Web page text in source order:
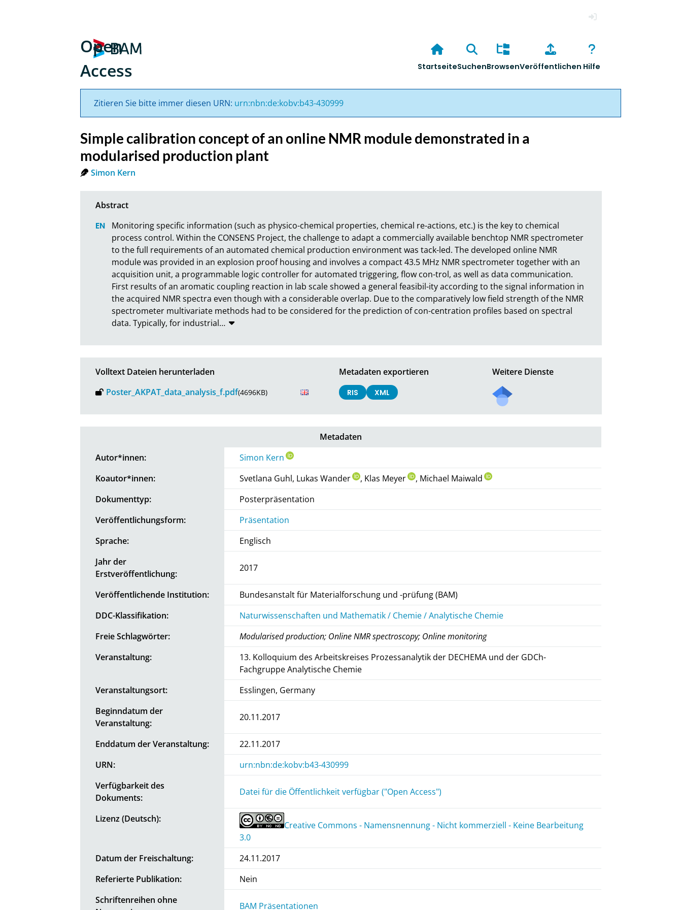
Open
Access
StartseiteSuchenBrowsenVeröffentlichen Hilfe
Zitieren Sie bitte immer diesen URN: urn:nbn:de:kobv:b43-430999
Simple calibration concept of an online NMR module demonstrated in a
modularised production plant
Simon Kern
Monitoring specific information (such as physico-chemical properties, chemical re-actions, etc.) is the key to chemical
process control. Within the CONSENS Project, the challenge to adapt a commercially available benchtop NMR spectrometer
to the full requirements of an automated chemical production environment was tack-led. The developed online NMR
module was provided in an explosion proof housing and involves a compact 43.5 MHz NMR spectrometer together with an
acquisition unit, a programmable logic controller for automated triggering, flow con-trol, as well as data communication.
First results of an aromatic coupling reaction in lab scale showed a general feasibil-ity according to the signal information in
the acquired NMR spectra even though with a considerable overlap. Due to the comparatively low field strength of the NMR
spectrometer multivariate methods had to be considered for the prediction of con-centration profiles based on spectral
data. Typically, for industrial…
Volltext Dateien herunterladen
Poster_AKPAT_data_analysis_f.pdf(4696KB)
Metadaten exportieren
RIS XML
Weitere Dienste
Metadaten
Autor*innen:
Simon Kern
Koautor*innen:
Svetlana Guhl, Lukas Wander , Klas Meyer
, Michael Maiwald
Dokumenttyp:
Posterpräsentation
Veröffentlichungsform:
Präsentation
Sprache:
Englisch
Jahr der
Erstveröffentlichung:
2017
Veröffentlichende Institution:
Bundesanstalt für Materialforschung und -prüfung (BAM)
DDC-Klassifikation:
Naturwissenschaften und Mathematik / Chemie / Analytische Chemie
Freie Schlagwörter:
Modularised production; Online NMR spectroscopy; Online monitoring
Veranstaltung:
13. Kolloquium des Arbeitskreises Prozessanalytik der DECHEMA und der GDCh-
Fachgruppe Analytische Chemie
Veranstaltungsort:
Esslingen, Germany
Beginndatum der
Veranstaltung:
20.11.2017
Enddatum der Veranstaltung:
22.11.2017
URN:
urn:nbn:de:kobv:b43-430999
Verfügbarkeit des
Dokuments:
Datei für die Öffentlichkeit verfügbar ("Open Access")
Lizenz (Deutsch):
Creative Commons - Namensnennung - Nicht kommerziell - Keine Bearbeitung
3.0
Datum der Freischaltung:
24.11.2017
Referierte Publikation:
Nein
Schriftenreihen ohne
BAM Präsentationen